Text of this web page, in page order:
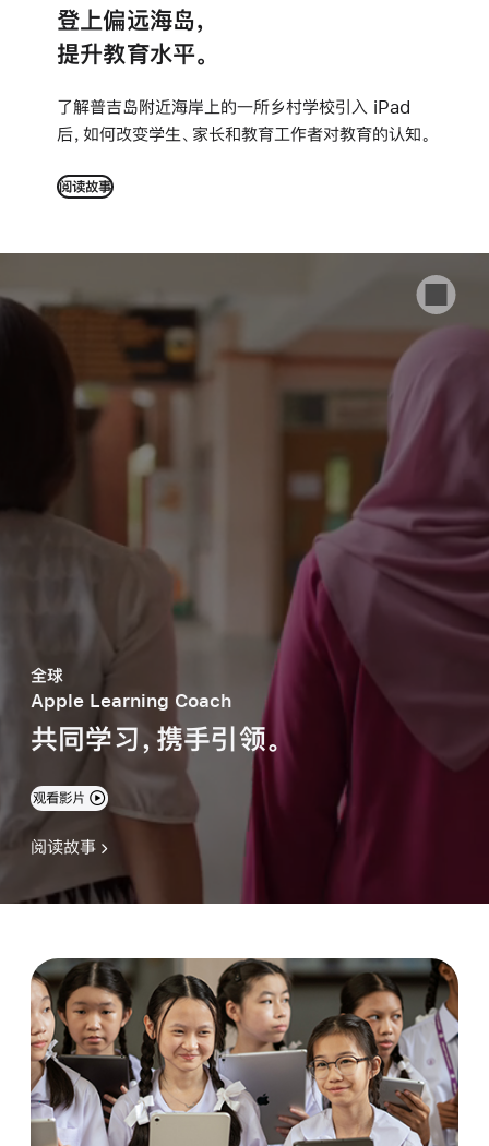
登上偏远海岛，
提升教育水平。
了解普吉岛附近海岸上的一所乡村学校引入 iPad
后， 如何改变学生、家长和教育工作者对教育的认知。
阅读故事
全球
Apple Learning Coach
共同学习， 携手引领。
观看影片
阅读故事